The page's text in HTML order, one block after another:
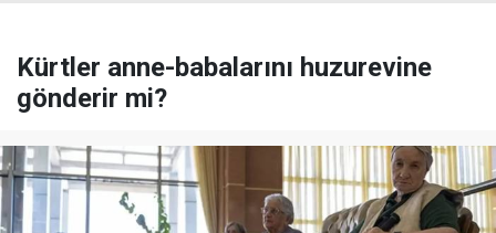
Kürtler anne-babalarını huzurevine
gönderir mi?